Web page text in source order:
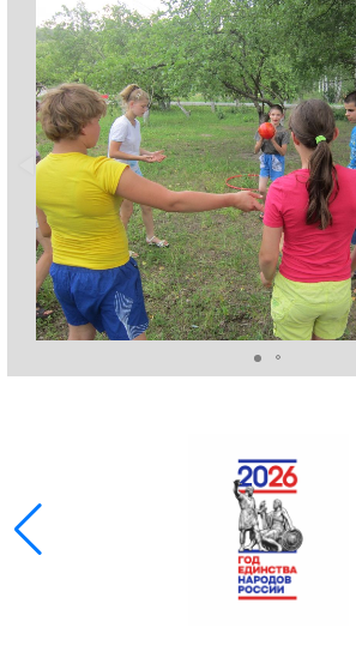
ИЗОБРАЖЕНИЯ
Скрыть Ч/б
ГОЛОС
🔊 Включить
Настройки по умолчанию
Настройки по умолчанию